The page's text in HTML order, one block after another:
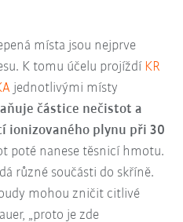
místa jsou nejprve
K tomu účelu projíždí KR
jednotlivými místy
částice nečistot a
ionizovaného plynu při 30
poté nanese těsnicí hmotu.
různé součásti do skříně.
mohou zničit citlivé
„proto je zde